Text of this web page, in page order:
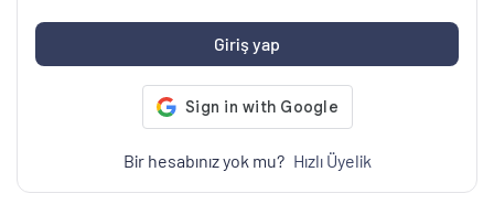
Giriş yap
Bir hesabınız yok mu? Hızlı Üyelik